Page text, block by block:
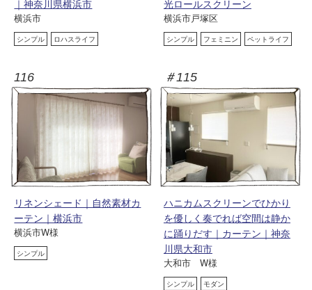
｜神奈川県横浜市
横浜市
シンプル ロハスライフ
光ロールスクリーン
横浜市戸塚区
シンプル フェミニン ペットライフ
116
リネンシェード｜自然素材カ
ーテン｜横浜市
横浜市W様
シンプル
＃115
ハニカムスクリーンでひかり
を優しく奏でれば空間は静か
に踊りだす｜カーテン｜神奈
川県大和市
大和市 W様
シンプル モダン